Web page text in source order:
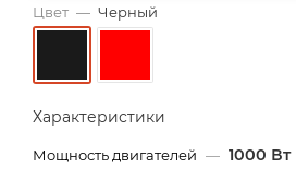
Цвет — Черный
Характеристики
Мощность двигателей — 1000 Вт